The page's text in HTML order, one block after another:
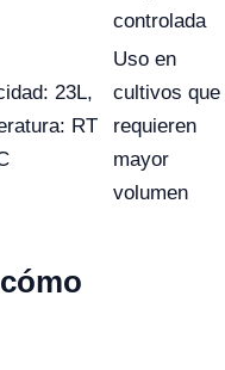
controlada
23L,
RT
Uso en
cultivos que
requieren
mayor
volumen